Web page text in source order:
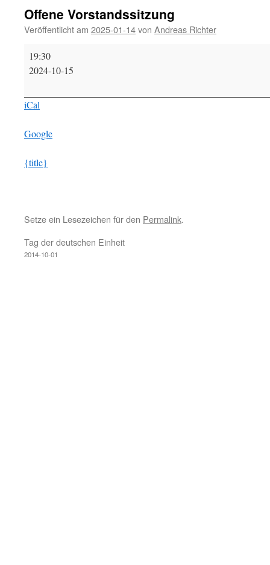
Offene Vorstandssitzung
Veröffentlicht am 2025-01-14von Andreas Richter
Offene
Vorstandssitzung
19:30
2024-10-15
iCal
Google
{title}
Setze ein Lesezeichen für den Permalink.
Tag der deutschen Einheit
2014-10-01